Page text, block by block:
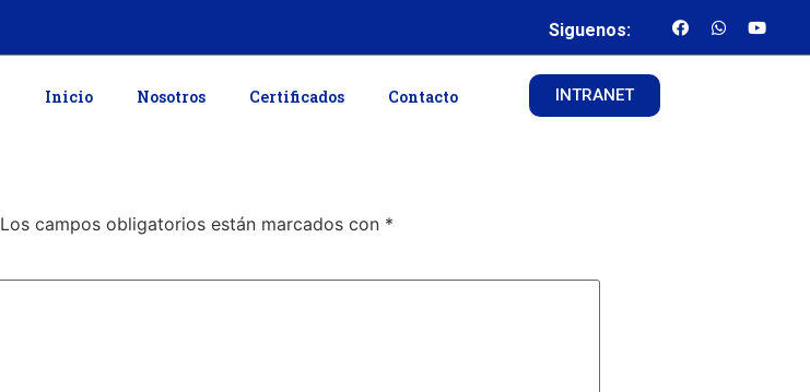
Siguenos:
Inicio Nosotros Certificados Contacto INTRANET
Los campos obligatorios están marcados con *